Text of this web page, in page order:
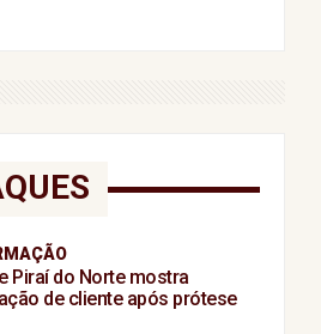
Piraí do Norte mostra
de cliente após prótese